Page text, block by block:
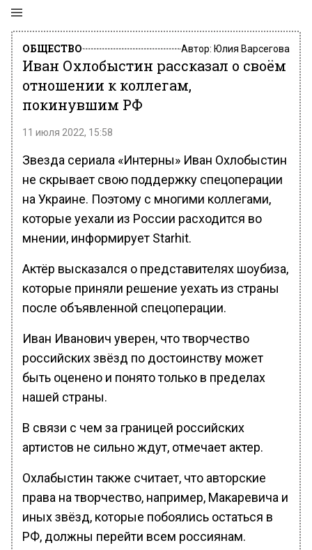
ОБЩЕСТВО Автор: Юлия Варсегова
Иван Охлобыстин рассказал о своём
отношении к коллегам,
покинувшим РФ
11 июля 2022, 15:58
Звезда сериала «Интерны» Иван Охлобыстин
не скрывает свою поддержку спецоперации
на Украине. Поэтому с многими коллегами,
которые уехали из России расходится во
мнении, информирует Starhit.
Актёр высказался о представителях шоубиза,
которые приняли решение уехать из страны
после объявленной спецоперации.
Иван Иванович уверен, что творчество
российских звёзд по достоинству может
быть оценено и понято только в пределах
нашей страны.
В связи с чем за границей российских
артистов не сильно ждут, отмечает актер.
Охлабыстин также считает, что авторские
права на творчество, например, Макаревича и
иных звёзд, которые побоялись остаться в
РФ, должны перейти всем россиянам.